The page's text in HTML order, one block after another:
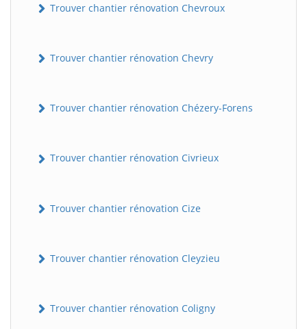
Trouver chantier rénovation Chevroux
Trouver chantier rénovation Chevry
Trouver chantier rénovation Chézery-Forens
Trouver chantier rénovation Civrieux
Trouver chantier rénovation Cize
Trouver chantier rénovation Cleyzieu
Trouver chantier rénovation Coligny